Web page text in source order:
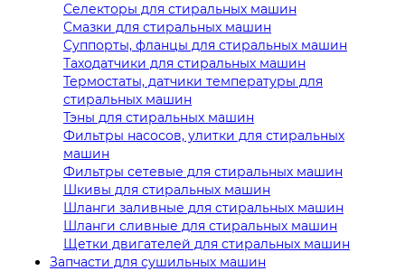
Селекторы для стиральных машин
Смазки для стиральных машин
Суппорты, фланцы для стиральных машин
Таходатчики для стиральных машин
Термостаты, датчики температуры для
стиральных машин
Тэны для стиральных машин
Фильтры насосов, улитки для стиральных
машин
Фильтры сетевые для стиральных машин
Шкивы для стиральных машин
Шланги заливные для стиральных машин
Шланги сливные для стиральных машин
Щетки двигателей для стиральных машин
Запчасти для сушильных машин